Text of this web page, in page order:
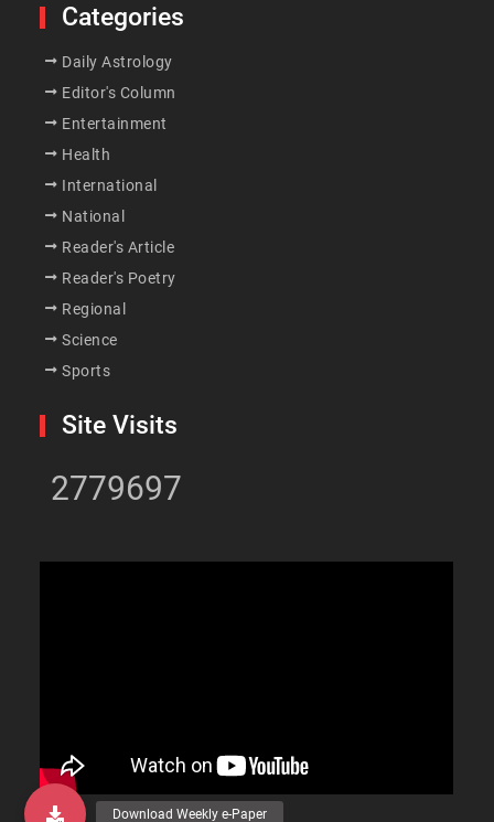
Categories
Daily Astrology
Editor's Column
Entertainment
Health
International
National
Reader's Article
Reader's Poetry
Regional
Science
Sports
Site Visits
2779697